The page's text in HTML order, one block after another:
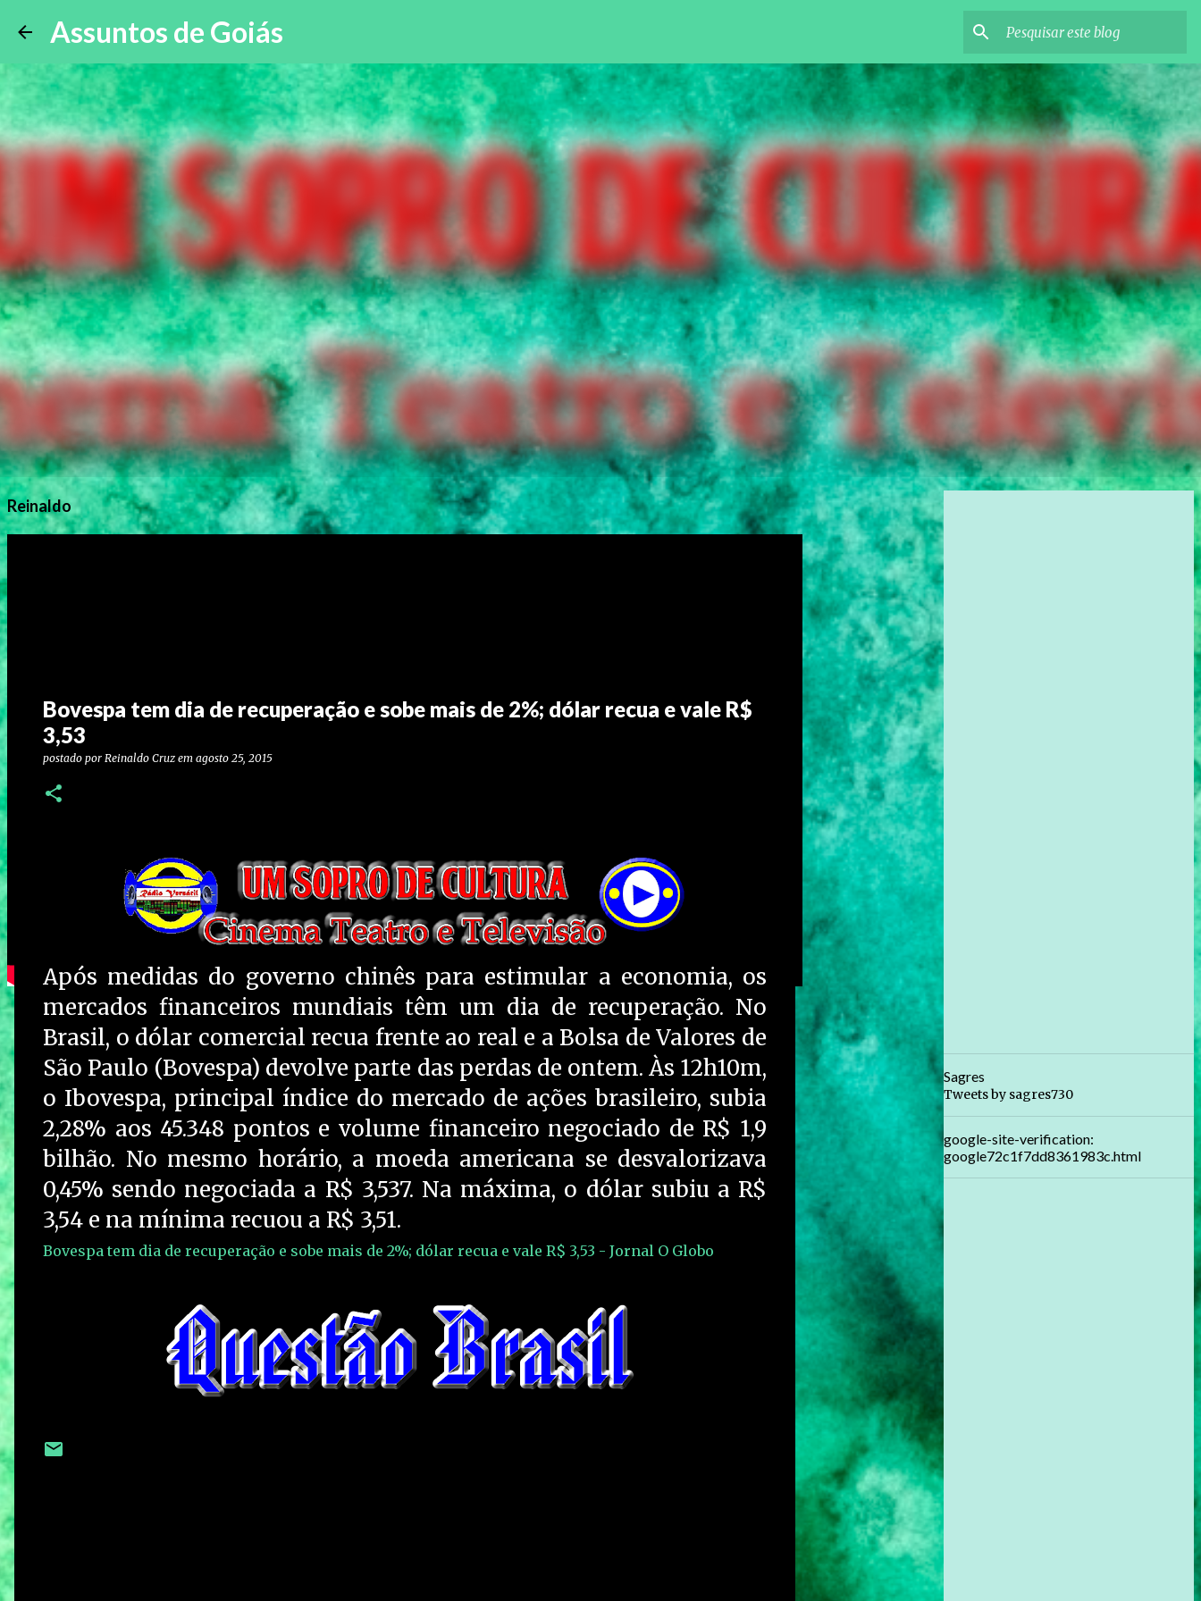
Assuntos de Goiás
Reinaldo
Bovespa tem dia de recuperação e sobe mais de 2%; dólar recua e vale R$
3,53
postado por Reinaldo Cruz em agosto 25, 2015
Após medidas do governo chinês para estimular a economia, os
mercados financeiros mundiais têm um dia de recuperação. No
Brasil, o dólar comercial recua frente ao real e a Bolsa de Valores de
São Paulo (Bovespa) devolve parte das perdas de ontem. Às 12h10m,
o Ibovespa, principal índice do mercado de ações brasileiro, subia
2,28% aos 45.348 pontos e volume financeiro negociado de R$ 1,9
bilhão. No mesmo horário, a moeda americana se desvalorizava
0,45% sendo negociada a R$ 3,537. Na máxima, o dólar subiu a R$
3,54 e na mínima recuou a R$ 3,51.
Bovespa tem dia de recuperação e sobe mais de 2%; dólar recua e vale R$ 3,53 - Jornal O Globo
Sagres
Tweets by sagres730
google-site-verification:
google72c1f7dd8361983c.html